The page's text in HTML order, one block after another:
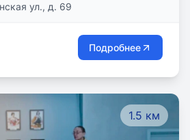
университетом
языковую и
подготовку совместно с
колледж Лондона (Kings
Школы имеют также
на юридический и
ул., д. 69
Подробнее
1.5 км